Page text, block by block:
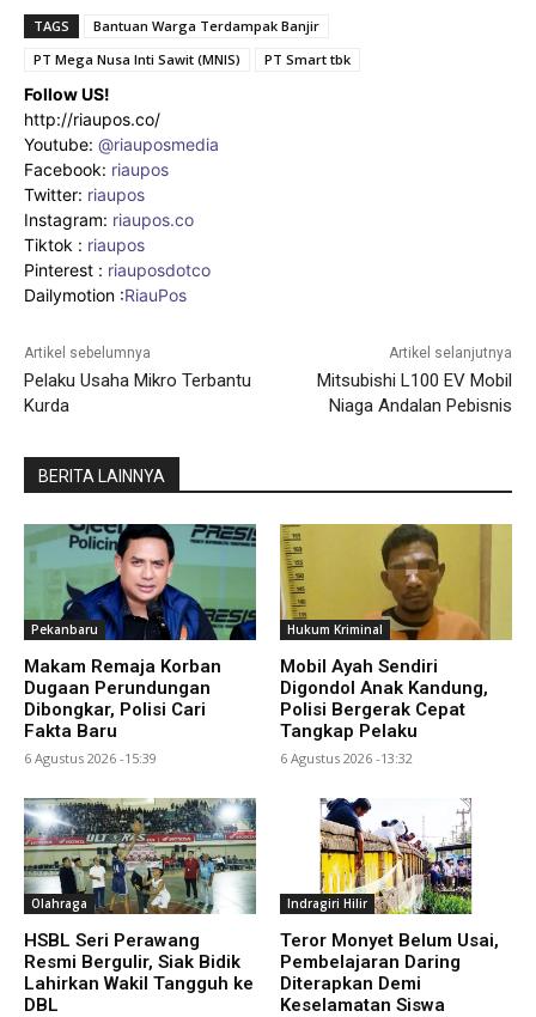
TAGS
Bantuan Warga Terdampak Banjir
PT Mega Nusa Inti Sawit (MNIS)
PT Smart tbk
Follow US!
http://riaupos.co/
Youtube: @riauposmedia
Facebook: riaupos
Twitter: riaupos
Instagram: riaupos.co
Tiktok : riaupos
Pinterest : riauposdotco
Dailymotion :RiauPos
Artikel sebelumnya
Pelaku Usaha Mikro Terbantu
Kurda
Artikel selanjutnya
Mitsubishi L100 EV Mobil
Niaga Andalan Pebisnis
BERITA LAINNYA
Pekanbaru
Makam Remaja Korban
Dugaan Perundungan
Dibongkar, Polisi Cari
Fakta Baru
6 Agustus 2026 -15:39
Hukum Kriminal
Mobil Ayah Sendiri
Digondol Anak Kandung,
Polisi Bergerak Cepat
Tangkap Pelaku
6 Agustus 2026 -13:32
Olahraga
HSBL Seri Perawang
Resmi Bergulir, Siak Bidik
Lahirkan Wakil Tangguh ke
DBL
Indragiri Hilir
Teror Monyet Belum Usai,
Pembelajaran Daring
Diterapkan Demi
Keselamatan Siswa